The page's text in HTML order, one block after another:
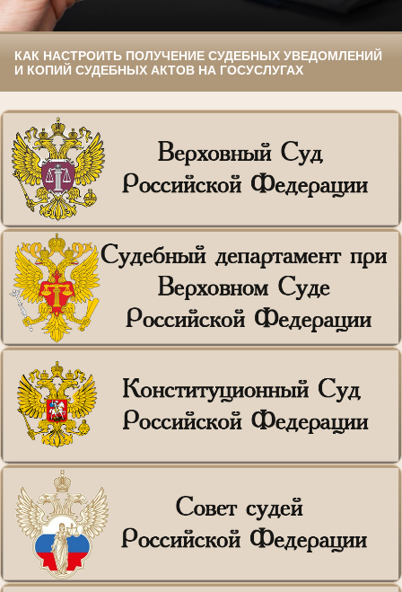
КАК НАСТРОИТЬ ПОЛУЧЕНИЕ СУДЕБНЫХ УВЕДОМЛЕНИЙ
И КОПИЙ СУДЕБНЫХ АКТОВ НА ГОСУСЛУГАХ